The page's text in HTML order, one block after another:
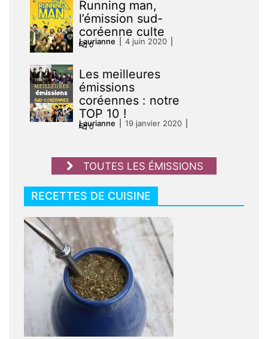
Running man,
l’émission sud-
coréenne culte
Laurianne 4 juin 2020
0
Les meilleures
émissions
coréennes : notre
TOP 10 !
Laurianne 19 janvier 2020
0
TOUTES LES ÉMISSIONS
RECETTES DE CUISINE